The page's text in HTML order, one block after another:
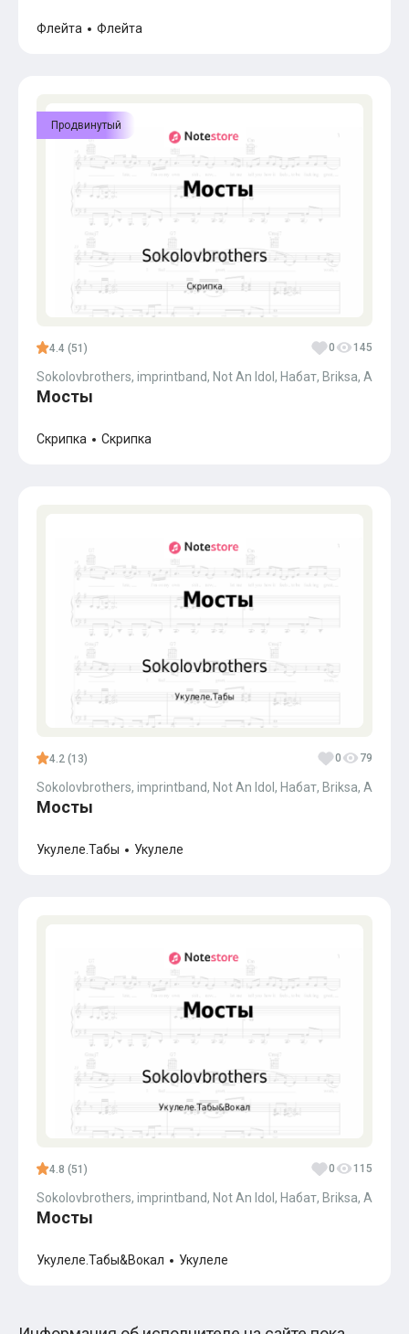
Флейта Флейта
Продвинутый
4.4 (51) 0 145
Sokolovbrothers, imprintband, Not An Idol, Набат, Briksa, Andrei
Мосты
Скрипка Скрипка
4.2 (13) 0 79
Sokolovbrothers, imprintband, Not An Idol, Набат, Briksa, Andrei
Мосты
Укулеле.Табы Укулеле
4.8 (51) 0 115
Sokolovbrothers, imprintband, Not An Idol, Набат, Briksa, Andrei
Мосты
Укулеле.Табы&Вокал Укулеле